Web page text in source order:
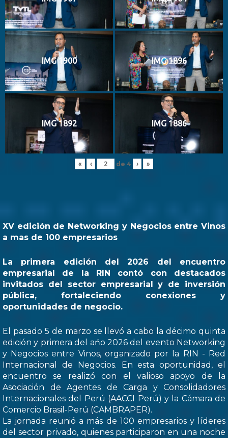
IMG 1900 IMG 1896
IMG 1892 IMG 1886
« ‹ de 4 › »
XV edición de Networking y Negocios entre Vinos
a mas de 100 empresarios
La primera edición del 2026 del encuentro
empresarial de la RIN contó con destacados
invitados del sector empresarial y de inversión
pública, fortaleciendo conexiones y
oportunidades de negocio.
El pasado 5 de marzo se llevó a cabo la décimo quinta
edición y primera del ańo 2026 del evento Networking
y Negocios entre Vinos, organizado por la RIN - Red
Internacional de Negocios. En esta oportunidad, el
encuentro se realizó con el valioso apoyo de la
Asociación de Agentes de Carga y Consolidadores
Internacionales del Perú (AACCI Perú) y la Cámara de
Comercio Brasil-Perú (CAMBRAPER).
La jornada reunió a más de 100 empresarios y líderes
del sector privado, quienes participaron en una noche